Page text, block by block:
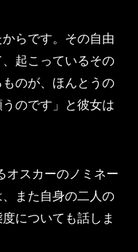
からです。その自由
起こっているその
のが、ほんとうの
のです」と彼女は
オスカーのノミネー
また自身の二人の
についても話しま